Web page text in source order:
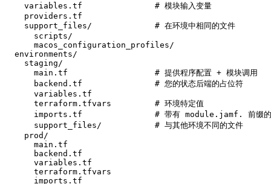
    variables.tf               # 模块输入变量
    providers.tf
    support_files/             # 在环境中相同的文件
      scripts/
      macos_configuration_profiles/
  environments/
    staging/
      main.tf                  # 提供程序配置 + 模块调用
      backend.tf               # 您的状态后端的占位符
      variables.tf
      terraform.tfvars         # 环境特定值
imports.tf               # 带有 module.jamf. 前缀的
      support_files/           # 与其他环境不同的文件
    prod/
      main.tf
      backend.tf
      variables.tf
      terraform.tfvars
      imports.tf